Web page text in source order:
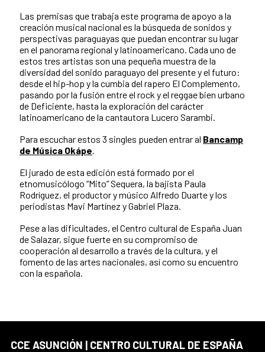
Las premisas que trabaja este programa de apoyo a la
creación musical nacional es la búsqueda de sonidos y
perspectivas paraguayas que puedan encontrar su lugar
en el panorama regional y latinoamericano. Cada uno de
estos tres artistas son una pequeña muestra de la
diversidad del sonido paraguayo del presente y el futuro:
desde el hip-hop y la cumbia del rapero El Complemento,
pasando por la fusión entre el rock y el reggae bien urbano
de Deficiente, hasta la exploración del carácter
latinoamericano de la cantautora Lucero Sarambi.
Para escuchar estos 3 singles pueden entrar al Bancamp
de Música Okápe.
El jurado de esta edición está formado por el
etnomusicólogo “Mito” Sequera, la bajista Paula
Rodríguez, el productor y músico Alfredo Duarte y los
periodistas Mavi Martínez y Gabriel Plaza.
Pese a las dificultades, el Centro cultural de España Juan
de Salazar, sigue fuerte en su compromiso de
cooperación al desarrollo a través de la cultura, y el
fomento de las artes nacionales, así como su encuentro
con la española.
CCE ASUNCIÓN | CENTRO CULTURAL DE ESPAÑA